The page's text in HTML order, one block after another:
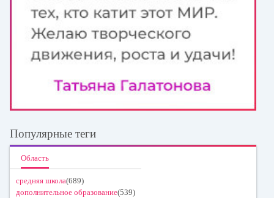
Популярные теги
Область
средняя школа(689)
дополнительное образование(539)